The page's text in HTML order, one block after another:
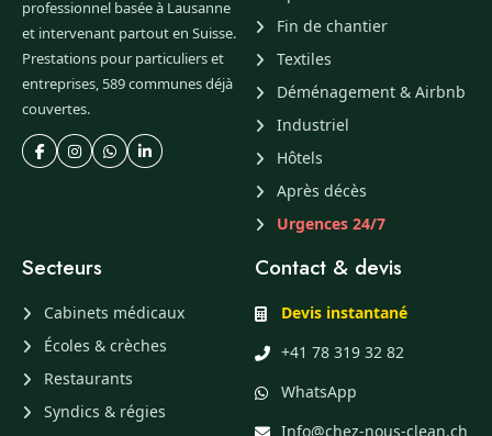
professionnel basée à Lausanne
et intervenant partout en Suisse.
Prestations pour particuliers et
entreprises, 589 communes déjà
couvertes.
Fin de chantier
Textiles
Déménagement & Airbnb
Industriel
Hôtels
Après décès
Urgences 24/7
Secteurs
Cabinets médicaux
Écoles & crèches
Restaurants
Syndics & régies
Contact & devis
Devis instantané
+41 78 319 32 82
WhatsApp
Info@chez-nous-clean.ch